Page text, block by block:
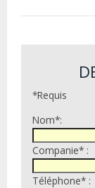
*Requis
Nom*:
Companie* :
Téléphone* :